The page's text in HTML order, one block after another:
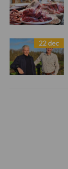
22 dec